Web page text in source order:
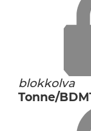
blokkolva
Tonne/